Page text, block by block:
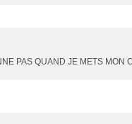
PAS QUAND JE METS